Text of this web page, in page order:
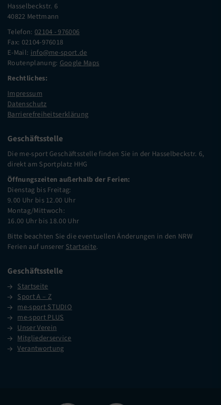
Hasselbeckstr. 6
40822 Mettmann
Telefon: 02104 - 976006
Fax: 02104-976018
E-Mail: info@me-sport.de
Routenplanung: Google Maps
Rechtliches:
Impressum
Datenschutz
Barrierefreiheitserklärung
Geschäftsstelle
Die me-sport Geschäftsstelle finden Sie in der Hasselbeckstr. 6,
direkt am Sportplatz HHG
Öffnungszeiten außerhalb der Ferien:
Dienstag bis Freitag:
9.00 Uhr bis 12.00 Uhr
Montag/Mittwoch:
16.00 Uhr bis 18.00 Uhr
Bitte beachten Sie die eventuellen Änderungen in den NRW
Ferien auf unserer Startseite.
Geschäftsstelle
Startseite
Sport A – Z
me-sport STUDIO
me-sport PLUS
Unser Verein
Mitgliederservice
Verantwortung